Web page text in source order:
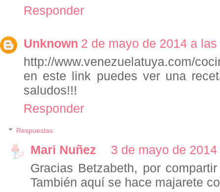
Responder
Unknown 2 de mayo de 2014 a
http://www.venezuelatuya.com/
en este link puedes ver una
saludos!!!
Responder
Respuestas
Mari Nuñez
3 de mayo de
Gracias Betzabeth, por
También aquí se hace majarete